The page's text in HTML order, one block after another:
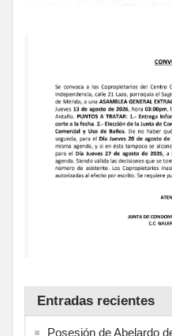
Entradas recientes
Posesión de Abelardo